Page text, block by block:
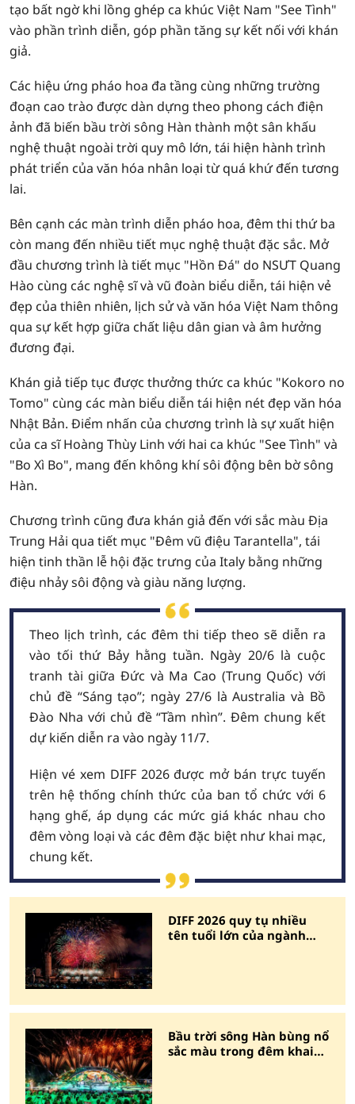
tạo bất ngờ khi lồng ghép ca khúc Việt Nam "See Tình"
vào phần trình diễn, góp phần tăng sự kết nối với khán
giả.
Các hiệu ứng pháo hoa đa tầng cùng những trường
đoạn cao trào được dàn dựng theo phong cách điện
ảnh đã biến bầu trời sông Hàn thành một sân khấu
nghệ thuật ngoài trời quy mô lớn, tái hiện hành trình
phát triển của văn hóa nhân loại từ quá khứ đến tương
lai.
Bên cạnh các màn trình diễn pháo hoa, đêm thi thứ ba
còn mang đến nhiều tiết mục nghệ thuật đặc sắc. Mở
đầu chương trình là tiết mục "Hồn Đá" do NSƯT Quang
Hào cùng các nghệ sĩ và vũ đoàn biểu diễn, tái hiện vẻ
đẹp của thiên nhiên, lịch sử và văn hóa Việt Nam thông
qua sự kết hợp giữa chất liệu dân gian và âm hưởng
đương đại.
Khán giả tiếp tục được thưởng thức ca khúc "Kokoro no
Tomo" cùng các màn biểu diễn tái hiện nét đẹp văn hóa
Nhật Bản. Điểm nhấn của chương trình là sự xuất hiện
của ca sĩ Hoàng Thùy Linh với hai ca khúc "See Tình" và
"Bo Xì Bo", mang đến không khí sôi động bên bờ sông
Hàn.
Chương trình cũng đưa khán giả đến với sắc màu Địa
Trung Hải qua tiết mục "Đêm vũ điệu Tarantella", tái
hiện tinh thần lễ hội đặc trưng của Italy bằng những
điệu nhảy sôi động và giàu năng lượng.
Theo lịch trình, các đêm thi tiếp theo sẽ diễn ra
vào tối thứ Bảy hằng tuần. Ngày 20/6 là cuộc
tranh tài giữa Đức và Ma Cao (Trung Quốc) với
chủ đề “Sáng tạo”; ngày 27/6 là Australia và Bồ
Đào Nha với chủ đề “Tầm nhìn”. Đêm chung kết
dự kiến diễn ra vào ngày 11/7.
Hiện vé xem DIFF 2026 được mở bán trực tuyến
trên hệ thống chính thức của ban tổ chức với 6
hạng ghế, áp dụng các mức giá khác nhau cho
đêm vòng loại và các đêm đặc biệt như khai mạc,
chung kết.
DIFF 2026 quy tụ nhiều
tên tuổi lớn của ngành
Bầu trời sông Hàn bùng nổ
sắc màu trong đêm khai